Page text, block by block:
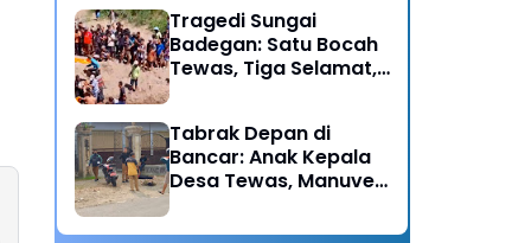
Hipertensi
Tragedi Sungai
Badegan: Satu Bocah
Tewas, Tiga Selamat,
Tabrak Depan di
Bancar: Anak Kepala
Desa Tewas, Manuver
Diduga Jadi Pemicu